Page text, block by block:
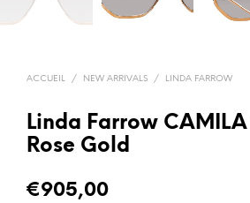
ACCUEIL / NEW ARRIVALS / LINDA FARROW
Linda Farrow
Rose Gold
€905,00